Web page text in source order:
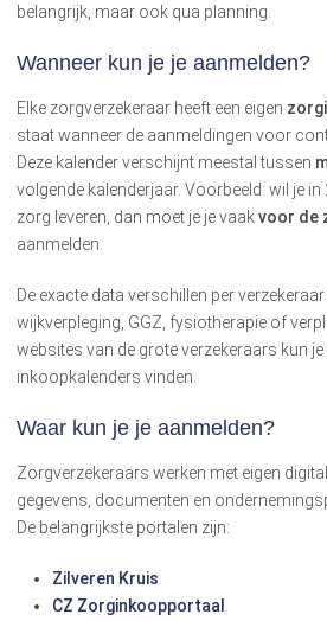
belangrijk, maar ook qua planning.
Wanneer kun je je aanmelden?
Elke zorgverzekeraar heeft een eigen
staat wanneer de aanmeldingen voor
Deze kalender verschijnt meestal tussen
volgende kalenderjaar. Voorbeeld: wil je
zorg leveren, dan moet je je vaakvoor de
aanmelden.
De exacte data verschillen per
wijkverpleging, GGZ, fysiotherapie of
websites van de grote verzekeraars kun je
inkoopkalenders vinden.
Waar kun je je aanmelden?
Zorgverzekeraars werken met eigen
gegevens, documenten en
De belangrijkste portalen zijn:
Zilveren Kruis
CZ Zorginkoopportaal